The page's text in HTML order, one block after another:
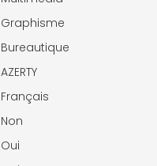
Graphisme
Bureautique
AZERTY
Français
Non
Oui